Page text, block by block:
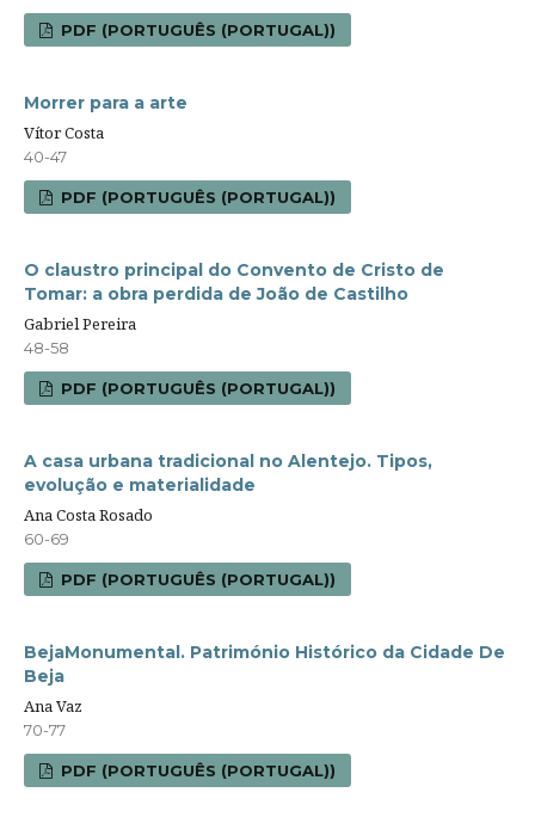
PDF (PORTUGUÊS (PORTUGAL))
Morrer para a arte
Vítor Costa
40-47
PDF (PORTUGUÊS (PORTUGAL))
O claustro principal do Convento de Cristo de
Tomar: a obra perdida de João de Castilho
Gabriel Pereira
48-58
PDF (PORTUGUÊS (PORTUGAL))
A casa urbana tradicional no Alentejo. Tipos,
evolução e materialidade
Ana Costa Rosado
60-69
PDF (PORTUGUÊS (PORTUGAL))
BejaMonumental. Património Histórico da Cidade De
Beja
Ana Vaz
70-77
PDF (PORTUGUÊS (PORTUGAL))